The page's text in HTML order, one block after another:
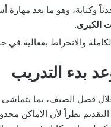
وكتابة، وهو ما يعد
الكبرى.
والانخراط بفعالية في
بدء التدريب
فصل الصيف، بما يتماشى
نظراً لأن الأماكن